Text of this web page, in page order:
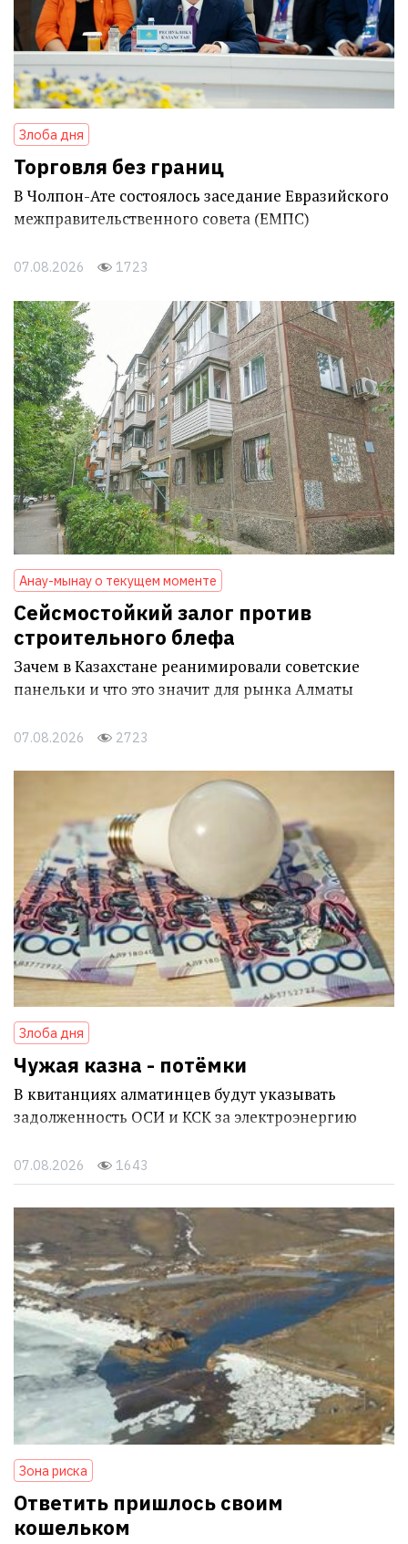
Злоба дня
Торговля без границ
В Чолпон-Ате состоялось заседание Евразийского
межправительственного совета (ЕМПС)
07.08.2026 1723
Анау-мынау о текущем моменте
Сейсмостойкий залог против
строительного блефа
Зачем в Казахстане реанимировали советские
панельки и что это значит для рынка Алматы
07.08.2026 2723
Злоба дня
Чужая казна - потёмки
В квитанциях алматинцев будут указывать
задолженность ОСИ и КСК за электроэнергию
07.08.2026 1643
Зона риска
Ответить пришлось своим
кошельком